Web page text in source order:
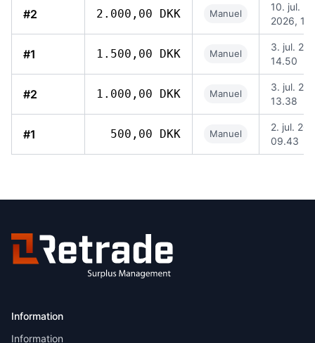
#2 2.000,00 DKK Manuel
10. jul.
2026,
#1 1.500,00 DKK Manuel
3. jul.
14.50
#2 1.000,00 DKK Manuel
3. jul.
13.38
#1 500,00 DKK Manuel
2. jul.
09.43
Information
Information